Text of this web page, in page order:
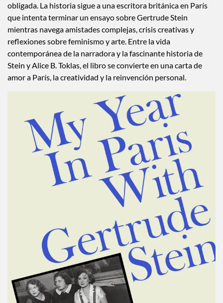
obligada. La historia sigue a una escritora británica en París
que intenta terminar un ensayo sobre Gertrude Stein
mientras navega amistades complejas, crisis creativas y
reflexiones sobre feminismo y arte. Entre la vida
contemporánea de la narradora y la fascinante historia de
Stein y Alice B. Toklas, el libro se convierte en una carta de
amor a París, la creatividad y la reinvención personal.